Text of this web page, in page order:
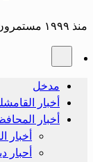
منذ ١٩٩٩ مستمرون
مدخل
أخبار
أخبار
أخبار
أحبار